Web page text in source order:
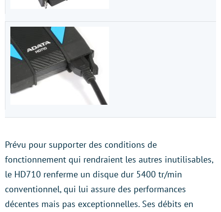
Prévu pour supporter des conditions de
fonctionnement qui rendraient les autres inutilisables,
le HD710 renferme un disque dur 5400 tr/min
conventionnel, qui lui assure des performances
décentes mais pas exceptionnelles. Ses débits en